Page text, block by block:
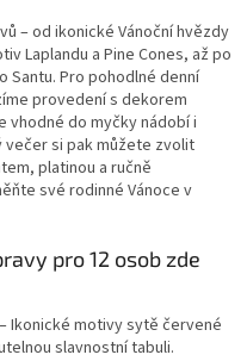
– od ikonické Vánoční hvězdy
Laplandu a Pine Cones, až po
Santu. Pro pohodlné denní
provedení s dekorem
do myčky nádobí i
si pak můžete zvolit
platinou a ručně
své rodinné Vánoce v
pro 12 osob zde
– Ikonické motivy sytě červené
slavnostní tabuli.